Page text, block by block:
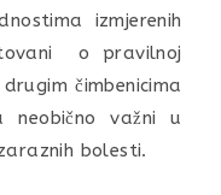
izmjerenih
o pravilnoj
čimbenicima
važni u
bolesti.